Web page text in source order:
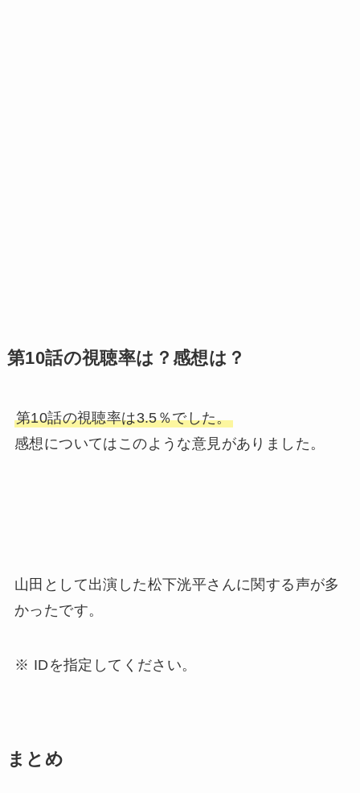
第10話の視聴率は？感想は？
第10話の視聴率は3.5％でした。
感想についてはこのような意見がありました。
山田として出演した松下洸平さんに関する声が多
かったです。
※ IDを指定してください。
まとめ